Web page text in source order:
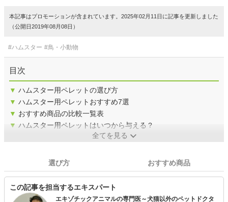
本記事はプロモーションが含まれています。2025年02月11日に記事を更新しました
（公開日2019年08月08日）
#ハムスター #鳥・小動物
目次
▼ ハムスター用ペレットの選び方
▼ ハムスター用ペレットおすすめ7選
▼ おすすめ商品の比較一覧表
▼ ハムスター用ペレットはいつから与える？
全てを見る
選び方 おすすめ商品
この記事を担当するエキスパート
エキゾチックアニマルの専門医～犬猫以外のペットドクタ